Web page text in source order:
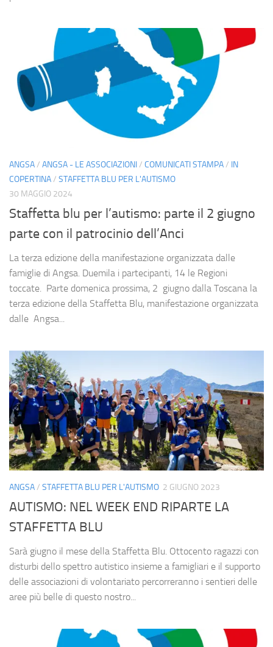
ANGSA/ ANGSA - LE ASSOCIAZIONI/ COMUNICATI STAMPA/ IN
COPERTINA/ STAFFETTA BLU PER L'AUTISMO
30 MAGGIO 2024
Staffetta blu per l’autismo: parte il 2 giugno
parte con il patrocinio dell’Anci
La terza edizione della manifestazione organizzata dalle
famiglie di Angsa. Duemila i partecipanti, 14 le Regioni
toccate. Parte domenica prossima, 2 giugno dalla Toscana la
terza edizione della Staffetta Blu, manifestazione organizzata
dalle Angsa...
ANGSA/ STAFFETTA BLU PER L'AUTISMO 2 GIUGNO 2023
AUTISMO: NEL WEEK END RIPARTE LA
STAFFETTA BLU
Sarà giugno il mese della Staffetta Blu. Ottocento ragazzi con
disturbi dello spettro autistico insieme a famigliari e il supporto
delle associazioni di volontariato percorreranno i sentieri delle
aree più belle di questo nostro...